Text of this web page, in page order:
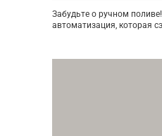
Забудьте о ручном
автоматизация, которая